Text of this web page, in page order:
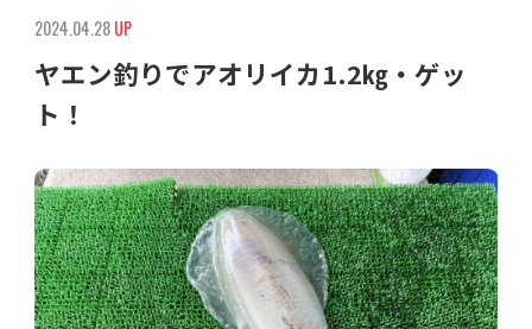
2024.04.28UP
ヤエン釣りでアオリイカ1.2㎏・ゲッ
ト！